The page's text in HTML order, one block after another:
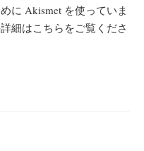
に Akismet を使っていま
細はこちらをご覧くださ